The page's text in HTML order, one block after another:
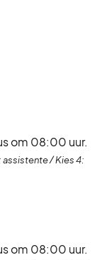
om 08:00 uur.
assistente / Kies 4:
om 08:00 uur.
balie is